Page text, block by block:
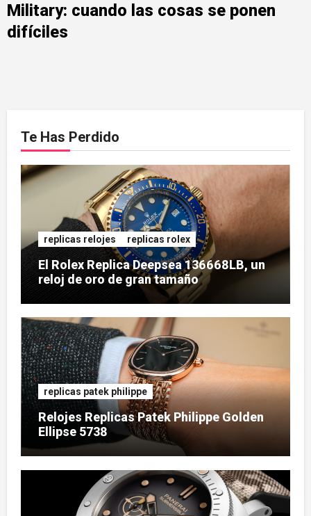
Military: cuando las cosas se ponen
difíciles
Te Has Perdido
replicas relojes replicas rolex
El Rolex Replica Deepsea 136668LB, un
reloj de oro de gran tamaño
replicas patek philippe
Relojes Replicas Patek Philippe Golden
Ellipse 5738